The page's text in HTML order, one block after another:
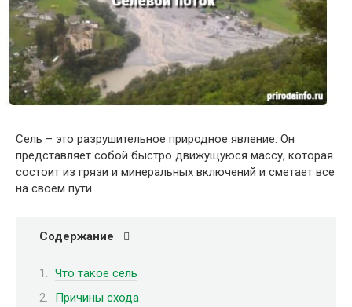
Сель – это разрушительное природное явление. Он
представляет собой быстро движущуюся массу, которая
состоит из грязи и минеральных включений и сметает все
на своем пути.
Содержание
Что такое сель
Причины схода